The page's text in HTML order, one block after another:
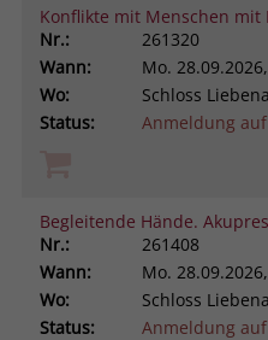
Konflikte mit Menschen mit
Nr.:
261320
Wann:
Mo.
Wo:
Schloss
Status:
Anmeldung
Begleitende Hände.
Nr.:
261408
Wann:
Mo.
Wo:
Schloss
Status:
Anmeldung